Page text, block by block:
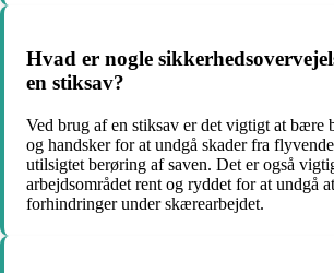
Hvad er nogle
en stiksav?
Ved brug af en stiksav er det vigtigt at bære
og handsker for at undgå skader fra
utilsigtet berøring af saven. Det er også
arbejdsområdet rent og ryddet for at undgå
forhindringer under skærearbejdet.